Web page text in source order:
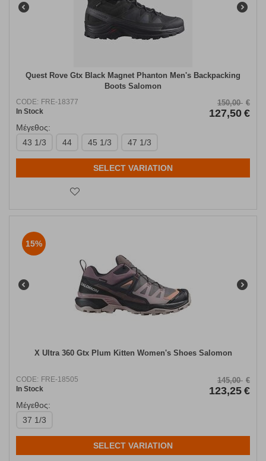
Quest Rove Gtx Black Magnet Phanton Men's Backpacking
Boots Salomon
CODE: FRE-18377
In Stock
150,00 €
127,50 €
Μέγεθος:
43 1/3
44 45 1/3 47 1/3
SELECT VARIATION
15%
X Ultra 360 Gtx Plum Kitten Women's Shoes Salomon
CODE: FRE-18505
In Stock
145,00 €
123,25 €
Μέγεθος:
37 1/3
SELECT VARIATION